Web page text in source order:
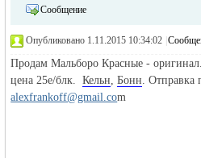
жизнь иСообщение
Опубликовано 1.11.2015 10:34:02
Продам Мальборо Красные -
цена 25е/блк.Кельн,Бонн. Отправка
alexfrankoff@gmail.com